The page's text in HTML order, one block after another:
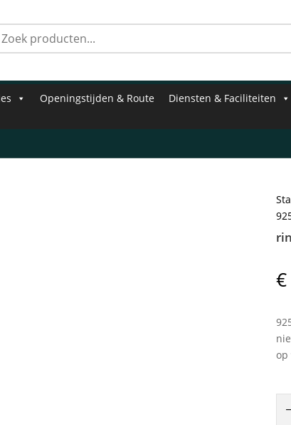
Openingstijden & Route Diensten & Faciliteiten
€
op